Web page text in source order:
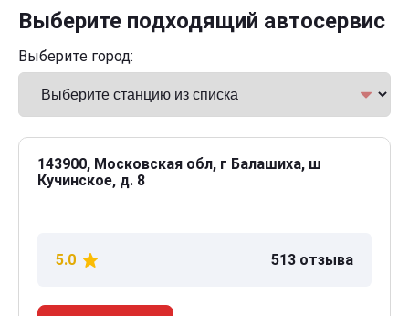
Выберите подходящий автосервис
Выберите город:
143900, Московская обл, г Балашиха, ш
Кучинское, д. 8
5.0 513 отзыва